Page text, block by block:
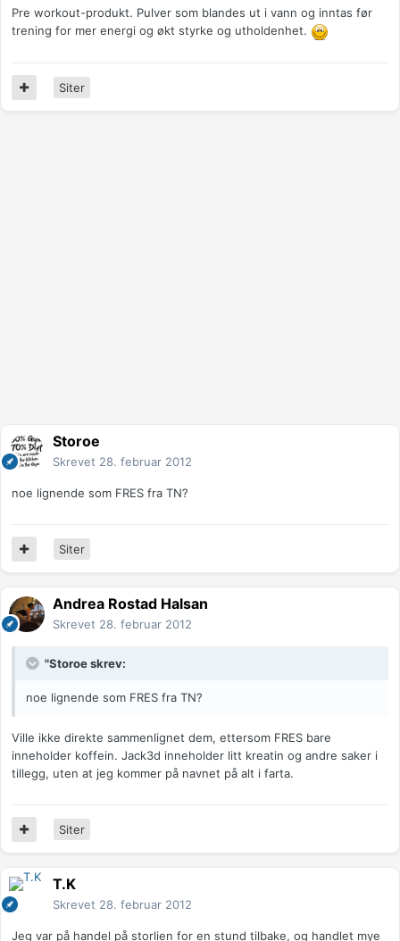
Pre workout-produkt. Pulver som blandes ut i vann og inntas før
trening for mer energi og økt styrke og utholdenhet.
Siter
Storoe
Skrevet 28. februar 2012
noe lignende som FRES fra TN?
Siter
Andrea Rostad Halsan
Skrevet 28. februar 2012
"Storoe skrev:
noe lignende som FRES fra TN?
Ville ikke direkte sammenlignet dem, ettersom FRES bare
inneholder koffein. Jack3d inneholder litt kreatin og andre saker i
tillegg, uten at jeg kommer på navnet på alt i farta.
Siter
T.K
Skrevet 28. februar 2012
Jeg var på handel på storlien for en stund tilbake, og handlet mye